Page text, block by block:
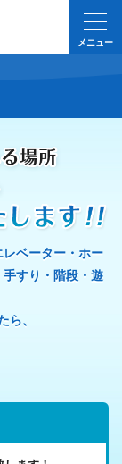
メニュー
ベーター・ホー
すり・階段・遊
、